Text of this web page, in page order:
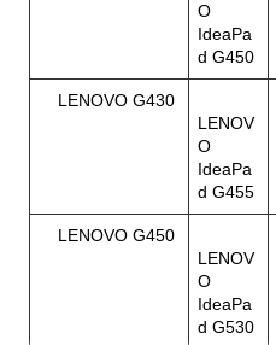
O
IdeaPa
d G450
LENOVO G430
LENOV
O
IdeaPa
d G455
LENOVO G450
LENOV
O
IdeaPa
d G530